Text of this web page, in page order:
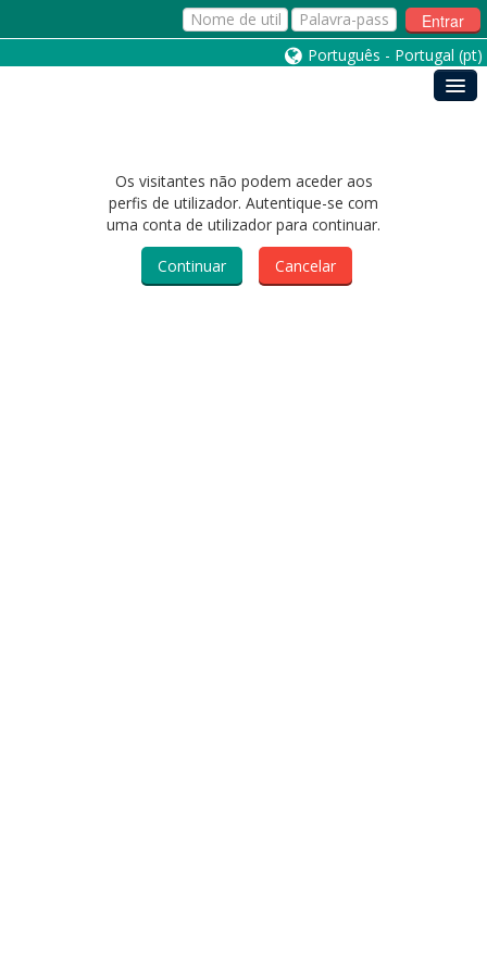
Entrar
Português - Portugal ‎(pt)‎
Os visitantes não podem aceder aos
perfis de utilizador. Autentique-se com
uma conta de utilizador para continuar.